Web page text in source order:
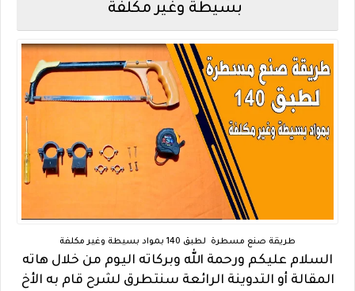
بسيطة وغير مكلفة
طريقة صنع مسطرة لطبق 140 بمواد بسيطة وغير مكلفة
السلام عليكم ورحمة الله وبركاته اليوم من خلال هاته
المقالة أو التدوينة الرائعة سنتطرق لشرح قام به الأخ